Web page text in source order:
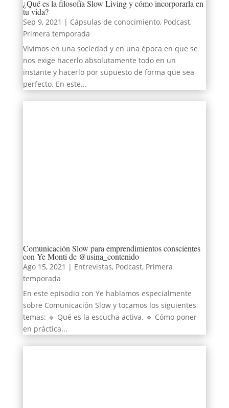
¿Qué es la filosofía Slow Living y cómo incorporarla en
tu vida?
Sep 9, 2021 | Cápsulas de conocimiento, Podcast,
Primera temporada
Vivimos en una sociedad y en una época en que se
nos exige hacerlo absolutamente todo en un
instante y hacerlo por supuesto de forma que sea
perfecto. En este...
Comunicación Slow para emprendimientos conscientes
con Ye Monti de @usina_contenido
Ago 15, 2021 | Entrevistas, Podcast, Primera
temporada
En este episodio con Ye hablamos especialmente
sobre Comunicación Slow y tocamos los siguientes
temas: 🔹 Qué es la escucha activa. 🔹 Cómo poner
en práctica...